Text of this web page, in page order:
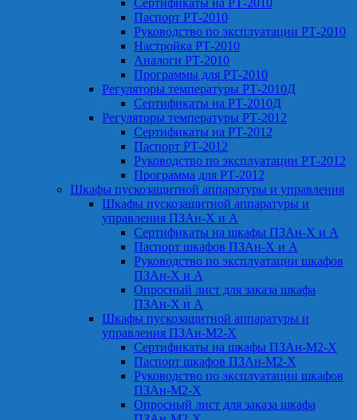
Сертификаты на РТ-2010
Паспорт РТ-2010
Руководство по эксплуатации РТ-2010
Настройка РТ-2010
Аналоги РТ-2010
Программы для РТ-2010
Регуляторы температуры РТ-2010Д
Сертификаты на РТ-2010Д
Регуляторы температуры РТ-2012
Сертификаты на РТ-2012
Паспорт РТ-2012
Руководство по эксплуатации РТ-2012
Программа для РТ-2012
Шкафы пускозащитной аппаратуры и управления
Шкафы пускозащитной аппаратуры и
управления ПЗАн-Х и А
Сертификаты на шкафы ПЗАн-Х и А
Паспорт шкафов ПЗАн-Х и А
Руководство по эксплуатации шкафов
ПЗАн-Х и А
Опросный лист для заказа шкафа
ПЗАн-Х и А
Шкафы пускозащитной аппаратуры и
управления ПЗАн-М2-Х
Сертификаты на шкафы ПЗАн-М2-Х
Паспорт шкафов ПЗАн-М2-Х
Руководство по эксплуатации шкафов
ПЗАн-М2-Х
Опросный лист для заказа шкафа